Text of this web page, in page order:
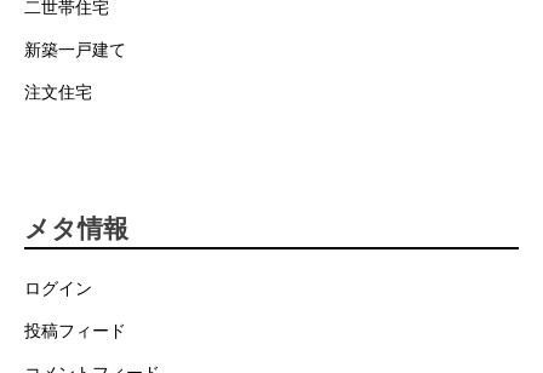
二世帯住宅
新築一戸建て
注文住宅
メタ情報
ログイン
投稿フィード